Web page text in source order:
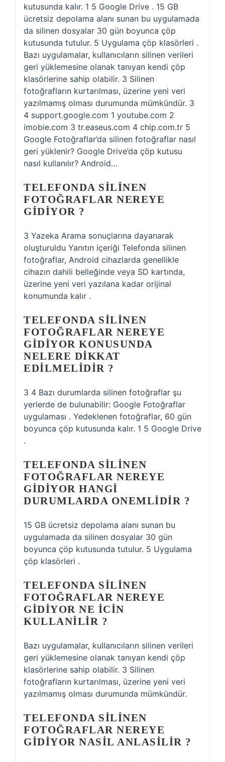
kutusunda kalır. 1 5 Google Drive . 15 GB
ücretsiz depolama alanı sunan bu uygulamada
da silinen dosyalar 30 gün boyunca çöp
kutusunda tutulur. 5 Uygulama çöp klasörleri .
Bazı uygulamalar, kullanıcıların silinen verileri
geri yüklemesine olanak tanıyan kendi çöp
klasörlerine sahip olabilir. 3 Silinen
fotoğrafların kurtarılması, üzerine yeni veri
yazılmamış olması durumunda mümkündür. 3
4 support.google.com 1 youtube.com 2
imobie.com 3 tr.easeus.com 4 chip.com.tr 5
Google Fotoğraflar’da silinen fotoğraflar nasıl
geri yüklenir? Google Drive’da çöp kutusu
nasıl kullanılır? Android…
TELEFONDA SILINEN
FOTOĞRAFLAR NEREYE
GIDIYOR ?
3 Yazeka Arama sonuçlarına dayanarak
oluşturuldu Yanıtın içeriği Telefonda silinen
fotoğraflar, Android cihazlarda genellikle
cihazın dahili belleğinde veya SD kartında,
üzerine yeni veri yazılana kadar orijinal
konumunda kalır .
TELEFONDA SILINEN
FOTOĞRAFLAR NEREYE
GIDIYOR KONUSUNDA
NELERE DIKKAT
EDILMELIDIR ?
3 4 Bazı durumlarda silinen fotoğraflar şu
yerlerde de bulunabilir: Google Fotoğraflar
uygulaması . Yedeklenen fotoğraflar, 60 gün
boyunca çöp kutusunda kalır. 1 5 Google Drive
.
TELEFONDA SILINEN
FOTOĞRAFLAR NEREYE
GIDIYOR HANGI
DURUMLARDA ONEMLIDIR ?
15 GB ücretsiz depolama alanı sunan bu
uygulamada da silinen dosyalar 30 gün
boyunca çöp kutusunda tutulur. 5 Uygulama
çöp klasörleri .
TELEFONDA SILINEN
FOTOĞRAFLAR NEREYE
GIDIYOR NE ICIN
KULLANILIR ?
Bazı uygulamalar, kullanıcıların silinen verileri
geri yüklemesine olanak tanıyan kendi çöp
klasörlerine sahip olabilir. 3 Silinen
fotoğrafların kurtarılması, üzerine yeni veri
yazılmamış olması durumunda mümkündür.
TELEFONDA SILINEN
FOTOĞRAFLAR NEREYE
GIDIYOR NASIL ANLASILIR ?